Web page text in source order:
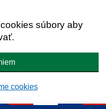
súbory aby
cookies